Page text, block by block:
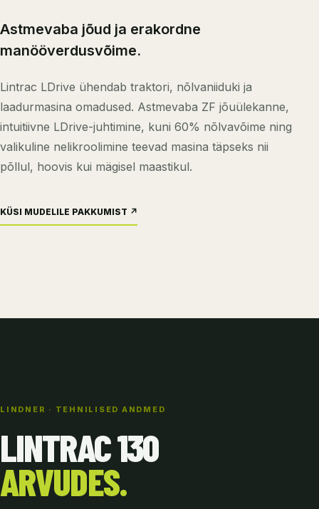
Astmevaba jõud ja erakordne
manööverdusvõime.
Lintrac LDrive ühendab traktori, nõlvaniiduki ja
laadurmasina omadused. Astmevaba ZF jõuülekanne,
intuitiivne LDrive-juhtimine, kuni 60% nõlvavõime ning
valikuline nelikroolimine teevad masina täpseks nii
põllul, hoovis kui mägisel maastikul.
KÜSI MUDELILE PAKKUMIST ↗
LINDNER · TEHNILISED ANDMED
LINTRAC 130
ARVUDES.